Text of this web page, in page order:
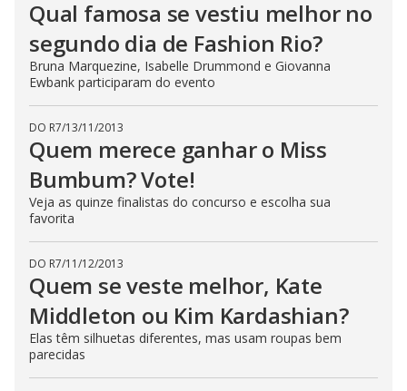
Qual famosa se vestiu melhor no
segundo dia de Fashion Rio?
Bruna Marquezine, Isabelle Drummond e Giovanna
Ewbank participaram do evento
DO R7/13/11/2013
Quem merece ganhar o Miss
Bumbum? Vote!
Veja as quinze finalistas do concurso e escolha sua
favorita
DO R7/11/12/2013
Quem se veste melhor, Kate
Middleton ou Kim Kardashian?
Elas têm silhuetas diferentes, mas usam roupas bem
parecidas